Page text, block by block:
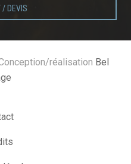
/ DEVIS
réalisation Bel